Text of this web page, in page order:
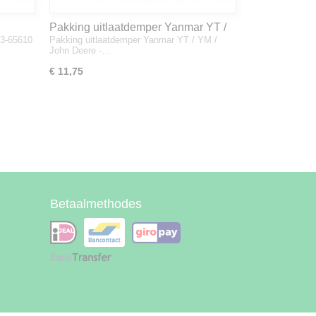
65610
Pakking uitlaatdemper Yanmar YT /
YM / John Deere - 128300-13230
Pakking uitlaatdemper Yanmar YT / YM /
John Deere -…
€ 11,75
Betaalmethodes